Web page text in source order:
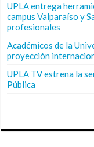
UPLA entrega
campus Valparaíso y
profesionales
Académicos de la
proyección
UPLA TV estrena la
Pública